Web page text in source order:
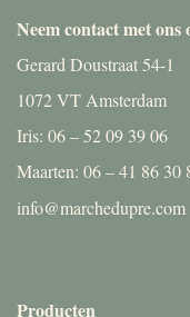
Neem contact met ons
Gerard Doustraat 54-1
1072 VT Amsterdam
Iris: 06 – 52 09 39 06
Maarten: 06 – 41 86 30
info@marchedupre.com
Producten